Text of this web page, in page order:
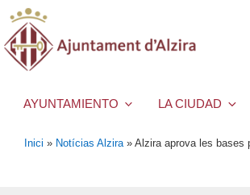
AYUNTAMIENTO LA CIUDAD
Inici » Notícias Alzira » Alzira aprova les bases